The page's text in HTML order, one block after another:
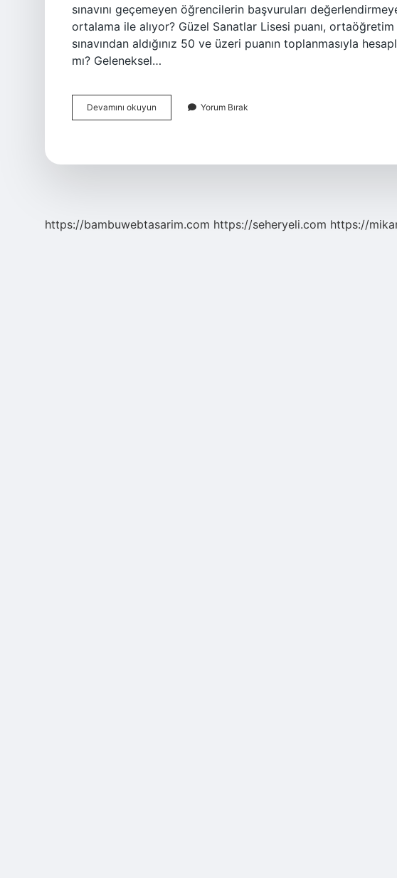
sınavını geçemeyen öğrencilerin başvuruları
ortalama ile alıyor? Güzel Sanatlar Lisesi puanı, ortaöğretim
sınavından aldığınız 50 ve üzeri puanın toplanmasıyla
mı? Geleneksel…
Devamını okuyun
Sanatlar
Yorum Bırak
https://bambuwebtasarim.com https://seheryeli.com https://